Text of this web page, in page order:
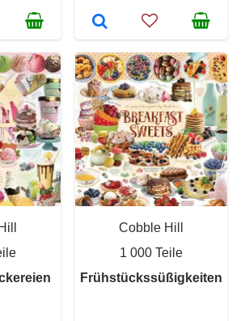
Cobble Hill
1 000 Teile
Frühstückssüßigkeiten